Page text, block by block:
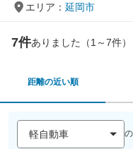
エリア： 延岡市
7件ありました（1～7件）
距離の近い順